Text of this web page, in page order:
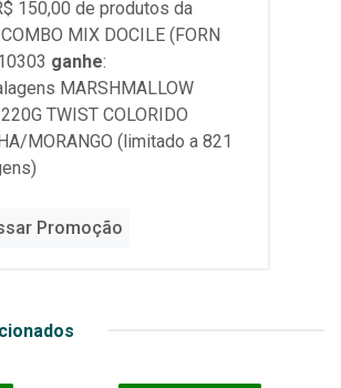
150,00 de produtos da
COMBO MIX DOCILE (FORN
ganhe:
MARSHMALLOW
TWIST COLORIDO
MORANGO (limitado a 821
Promoção